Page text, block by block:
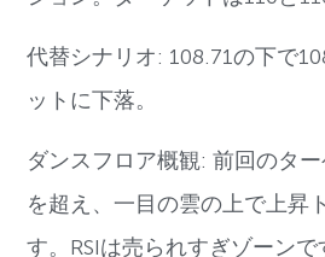
代替シナリオ: 108.71の下で
ットに下落。
ダンスフロア概観: 前回のタ
を超え、一目の雲の上で上昇
す。RSIは売られすぎゾーンで